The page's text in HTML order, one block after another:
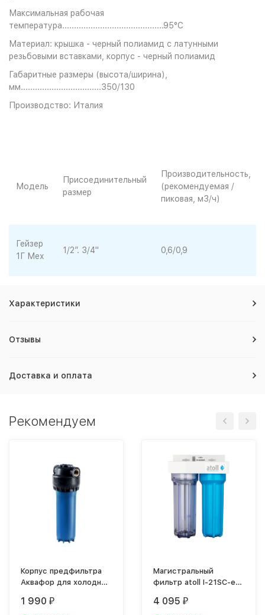
Максимальная рабочая
температура...........................................95°С
Материал: крышка - черный полиамид с латунными
резьбовыми вставками, корпус - черный полиамид
Габаритные размеры (высота/ширина),
мм..................................350/130
Производство: Италия
Модель
Присоединительный
размер
Производительность,
(рекомендуемая /
пиковая, м3/ч)
Гейзер
1Г Мех
1/2”. 3/4" 0,6/0,9
Характеристики
Отзывы
Доставка и оплата
Рекомендуем
Корпус предфильтра
Аквафор для холодной
3/4“)
1 990 ₽
Магистральный
фильтр atoll I-21SC-e
4 095 ₽